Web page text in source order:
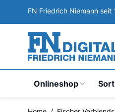
Direkt zum Inhalt
FN Friedrich Niemann seit
Onlineshop